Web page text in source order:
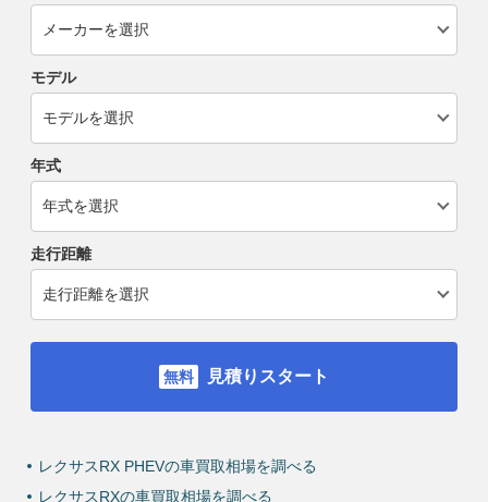
モデル
年式
走行距離
見積りスタート
レクサスRX PHEVの車買取相場を調べる
レクサスRXの車買取相場を調べる